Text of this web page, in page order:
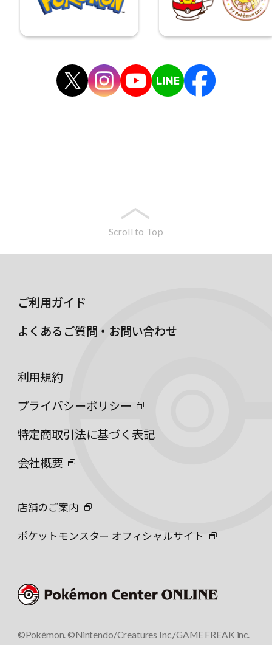
Scroll to Top
ご利用ガイド
よくあるご質問・お問い合わせ
利用規約
プライバシーポリシー
特定商取引法に基づく表記
会社概要
店舗のご案内
ポケットモンスター オフィシャルサイト
©Pokémon. ©Nintendo/Creatures Inc./GAME FREAK inc.